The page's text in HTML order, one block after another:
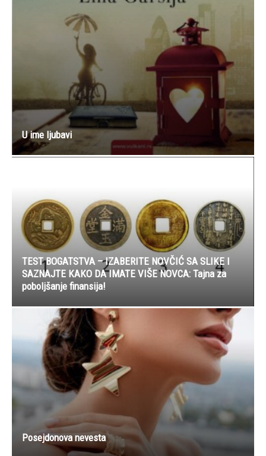
U ime ljubavi
TEST BOGATSTVA – IZABERITE NOVČIĆ SA SLIKE I
SAZNAJTE KAKO DA IMATE VIŠE NOVCA: Tajna za
poboljšanje finansija!
Posejdonova nevesta